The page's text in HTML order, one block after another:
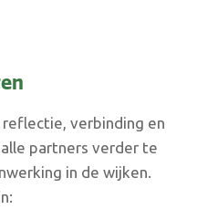
verbinding en
partners verder te
in de wijken.